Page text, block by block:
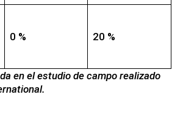
0 % 20 %
en el estudio de campo realizado